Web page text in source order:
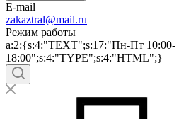
E-mail
zakaztral@mail.ru
Режим работы
a:2:{s:4:"TEXT";s:17:"Пн-Пт 10:00-
18:00";s:4:"TYPE";s:4:"HTML";}